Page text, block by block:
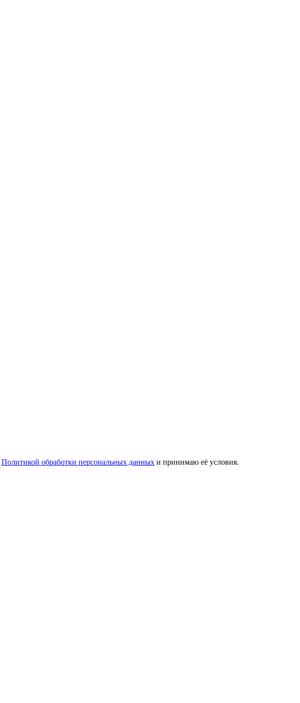
Политикой обработки персональных данных и принимаю её условия.